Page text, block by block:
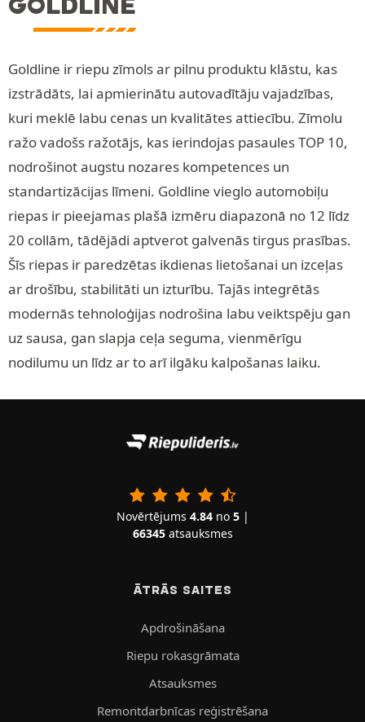
Goldline ir riepu zīmols ar pilnu produktu klāstu, kas
izstrādāts, lai apmierinātu autovadītāju vajadzības,
kuri meklē labu cenas un kvalitātes attiecību. Zīmolu
ražo vadošs ražotājs, kas ierindojas pasaules TOP 10,
nodrošinot augstu nozares kompetences un
standartizācijas līmeni. Goldline vieglo automobiļu
riepas ir pieejamas plašā izmēru diapazonā no 12 līdz
20 collām, tādējādi aptverot galvenās tirgus prasības.
Šīs riepas ir paredzētas ikdienas lietošanai un izceļas
ar drošību, stabilitāti un izturību. Tajās integrētās
modernās tehnoloģijas nodrošina labu veiktspēju gan
uz sausa, gan slapja ceļa seguma, vienmērīgu
nodilumu un līdz ar to arī ilgāku kalpošanas laiku.
Novērtējums 4.84no 5|
66345atsauksmes
ĀTRĀS SAITES
Apdrošināšana
Riepu rokasgrāmata
Atsauksmes
Remontdarbnīcas reģistrēšana